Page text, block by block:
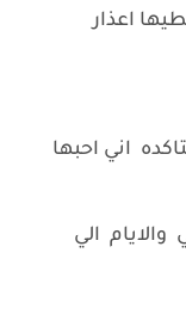
اعذار
اني احبها
الي